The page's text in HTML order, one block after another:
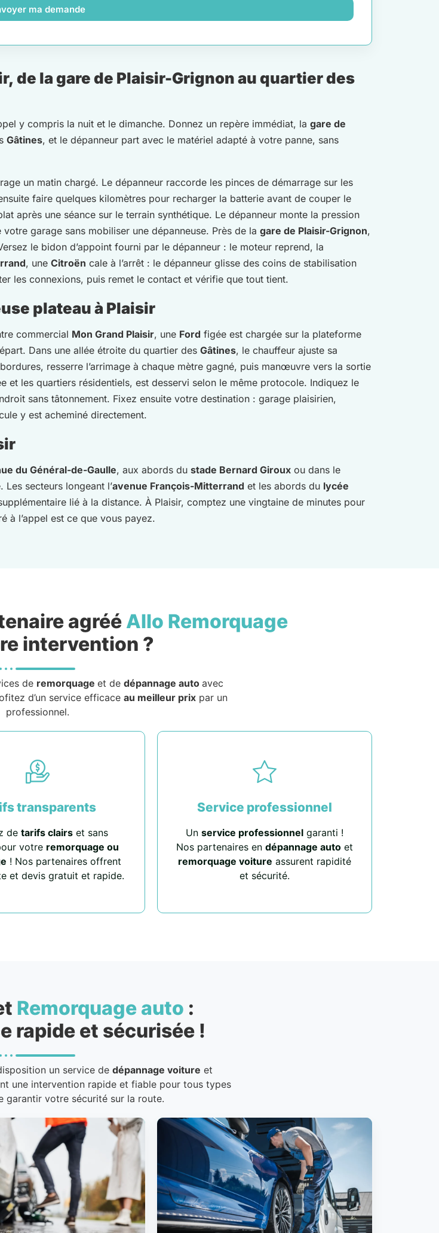
ma demande
de la gare de Plaisir-Grignon au quartier des
y compris la nuit et le dimanche. Donnez un repère immédiat, la gare de
Gâtines, et le dépanneur part avec le matériel adapté à votre panne, sans
un matin chargé. Le dépanneur raccorde les pinces de démarrage sur les
faire quelques kilomètres pour recharger la batterie avant de couper le
après une séance sur le terrain synthétique. Le dépanneur monte la pression
garage sans mobiliser une dépanneuse. Près de la gare de Plaisir-Grignon,
le bidon d’appoint fourni par le dépanneur : le moteur reprend, la
, une Citroën cale à l’arrêt : le dépanneur glisse des coins de stabilisation
les connexions, puis remet le contact et vérifie que tout tient.
plateau à Plaisir
commercial Mon Grand Plaisir, une Ford figée est chargée sur la plateforme
Dans une allée étroite du quartier des Gâtines, le chauffeur ajuste sa
resserre l’arrimage à chaque mètre gagné, puis manœuvre vers la sortie
et les quartiers résidentiels, est desservi selon le même protocole. Indiquez le
sans tâtonnement. Fixez ensuite votre destination : garage plaisirien,
y est acheminé directement.
du Général-de-Gaulle, aux abords du stade Bernard Giroux ou dans le
Les secteurs longeant l’avenue François-Mitterrand et les abords du lycée
lié à la distance. À Plaisir, comptez une vingtaine de minutes pour
à l’appel est ce que vous payez.
agréé Allo Remorquage
intervention ?
de remorquage et de dépannage auto avec
d’un service efficace au meilleur prix par un
professionnel.
transparents
de tarifs clairset sans
votre remorquage ou
! Nos partenaires offrent
et devis gratuit et rapide.
Service professionnel
Un service professionnel garanti !
Nos partenaires en dépannage auto et
remorquage voiture assurent rapidité
et sécurité.
Remorquage auto :
rapide et sécurisée !
un service de dépannage voiture et
une intervention rapide et fiable pour tous types
garantir votre sécurité sur la route.